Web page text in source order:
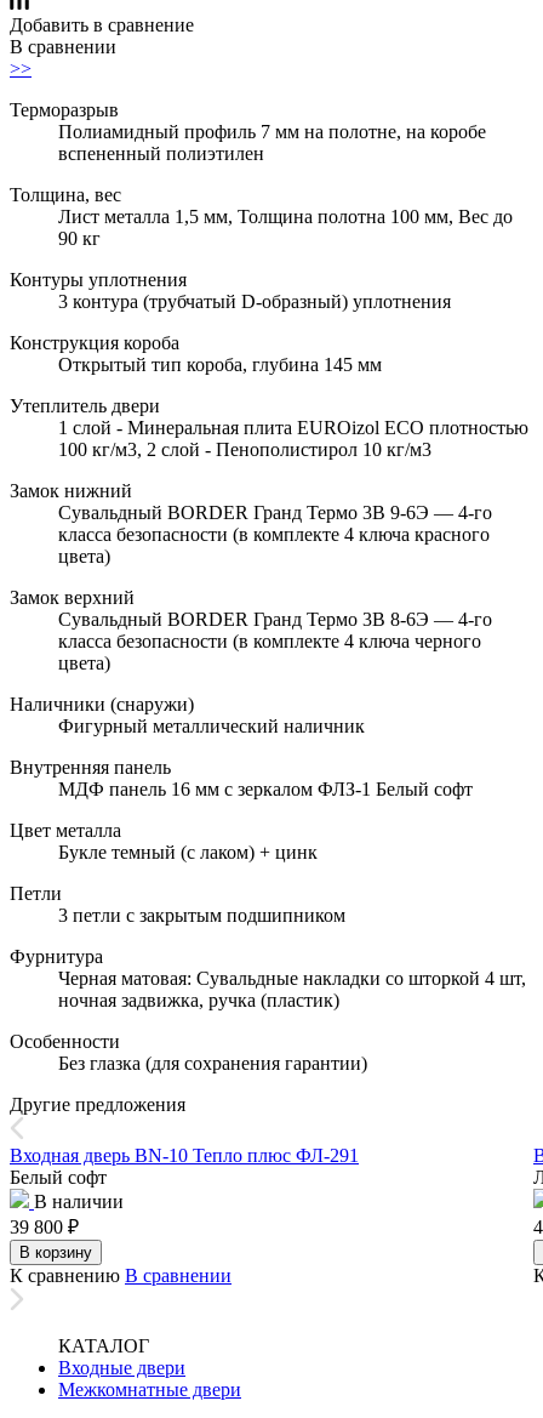
Добавить в сравнение
В сравнении
>>
Терморазрыв
Полиамидный профиль 7 мм на полотне, на коробе
вспененный полиэтилен
Толщина, вес
Лист металла 1,5 мм, Толщина полотна 100 мм, Вес до
90 кг
Контуры уплотнения
3 контура (трубчатый D-образный) уплотнения
Конструкция короба
Открытый тип короба, глубина 145 мм
Утеплитель двери
1 слой - Минеральная плита EUROizol ECO плотностью
100 кг/м3, 2 слой - Пенополистирол 10 кг/м3
Замок нижний
Сувальдный BORDER Гранд Термо 3В 9-6Э — 4-го
класса безопасности (в комплекте 4 ключа красного
цвета)
Замок верхний
Сувальдный BORDER Гранд Термо 3В 8-6Э — 4-го
класса безопасности (в комплекте 4 ключа черного
цвета)
Наличники (снаружи)
Фигурный металлический наличник
Внутренняя панель
МДФ панель 16 мм с зеркалом ФЛЗ-1 Белый софт
Цвет металла
Букле темный (с лаком) + цинк
Петли
3 петли с закрытым подшипником
Фурнитура
Черная матовая: Сувальдные накладки со шторкой 4 шт,
ночная задвижка, ручка (пластик)
Особенности
Без глазка (для сохранения гарантии)
Другие предложения
Входная дверь BN-10 Тепло плюс ФЛ-291
Белый софт
В наличии
39 800 ₽
В корзину
К сравнению В сравнении
КАТАЛОГ
Входные двери
Межкомнатные двери